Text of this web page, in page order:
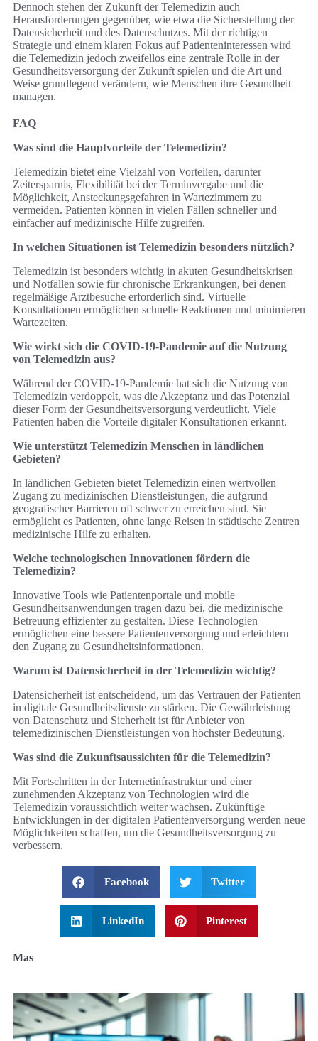
Dennoch stehen der Zukunft der Telemedizin auch
Herausforderungen gegenüber, wie etwa die Sicherstellung der
Datensicherheit und des Datenschutzes. Mit der richtigen
Strategie und einem klaren Fokus auf Patienteninteressen wird
die Telemedizin jedoch zweifellos eine zentrale Rolle in der
Gesundheitsversorgung der Zukunft spielen und die Art und
Weise grundlegend verändern, wie Menschen ihre Gesundheit
managen.
FAQ
Was sind die Hauptvorteile der Telemedizin?
Telemedizin bietet eine Vielzahl von Vorteilen, darunter
Zeitersparnis, Flexibilität bei der Terminvergabe und die
Möglichkeit, Ansteckungsgefahren in Wartezimmern zu
vermeiden. Patienten können in vielen Fällen schneller und
einfacher auf medizinische Hilfe zugreifen.
In welchen Situationen ist Telemedizin besonders nützlich?
Telemedizin ist besonders wichtig in akuten Gesundheitskrisen
und Notfällen sowie für chronische Erkrankungen, bei denen
regelmäßige Arztbesuche erforderlich sind. Virtuelle
Konsultationen ermöglichen schnelle Reaktionen und minimieren
Wartezeiten.
Wie wirkt sich die COVID-19-Pandemie auf die Nutzung
von Telemedizin aus?
Während der COVID-19-Pandemie hat sich die Nutzung von
Telemedizin verdoppelt, was die Akzeptanz und das Potenzial
dieser Form der Gesundheitsversorgung verdeutlicht. Viele
Patienten haben die Vorteile digitaler Konsultationen erkannt.
Wie unterstützt Telemedizin Menschen in ländlichen
Gebieten?
In ländlichen Gebieten bietet Telemedizin einen wertvollen
Zugang zu medizinischen Dienstleistungen, die aufgrund
geografischer Barrieren oft schwer zu erreichen sind. Sie
ermöglicht es Patienten, ohne lange Reisen in städtische Zentren
medizinische Hilfe zu erhalten.
Welche technologischen Innovationen fördern die
Telemedizin?
Innovative Tools wie Patientenportale und mobile
Gesundheitsanwendungen tragen dazu bei, die medizinische
Betreuung effizienter zu gestalten. Diese Technologien
ermöglichen eine bessere Patientenversorgung und erleichtern
den Zugang zu Gesundheitsinformationen.
Warum ist Datensicherheit in der Telemedizin wichtig?
Datensicherheit ist entscheidend, um das Vertrauen der Patienten
in digitale Gesundheitsdienste zu stärken. Die Gewährleistung
von Datenschutz und Sicherheit ist für Anbieter von
telemedizinischen Dienstleistungen von höchster Bedeutung.
Was sind die Zukunftsaussichten für die Telemedizin?
Mit Fortschritten in der Internetinfrastruktur und einer
zunehmenden Akzeptanz von Technologien wird die
Telemedizin voraussichtlich weiter wachsen. Zukünftige
Entwicklungen in der digitalen Patientenversorgung werden neue
Möglichkeiten schaffen, um die Gesundheitsversorgung zu
verbessern.
Facebook Twitter
LinkedIn Pinterest
Mas